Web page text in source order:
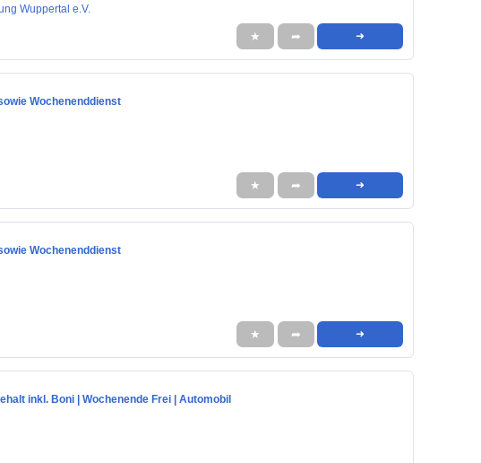
Wuppertal e.V.
★ ➦ ➜
Wochenenddienst
★ ➦ ➜
Wochenenddienst
★ ➦ ➜
inkl. Boni | Wochenende Frei | Automobil